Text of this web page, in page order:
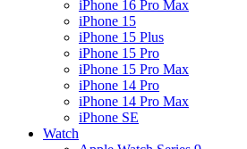
iPhone 16 Pro Max
iPhone 15
iPhone 15 Plus
iPhone 15 Pro
iPhone 15 Pro Max
iPhone 14 Pro
iPhone 14 Pro Max
iPhone SE
Watch